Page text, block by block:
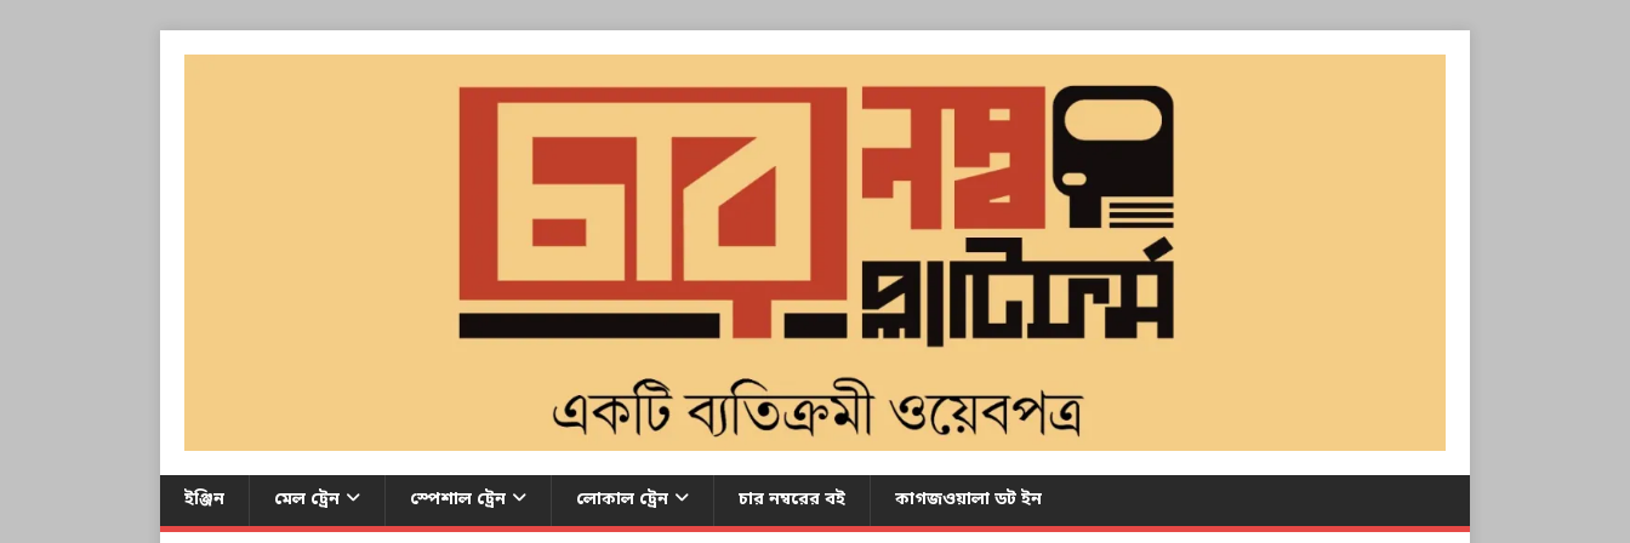
ইঞ্জিন মেল ট্রেন স্পেশাল ট্রেন লোকাল ট্রেন চার নম্বরের বই কাগজওয়ালা ডট ইন